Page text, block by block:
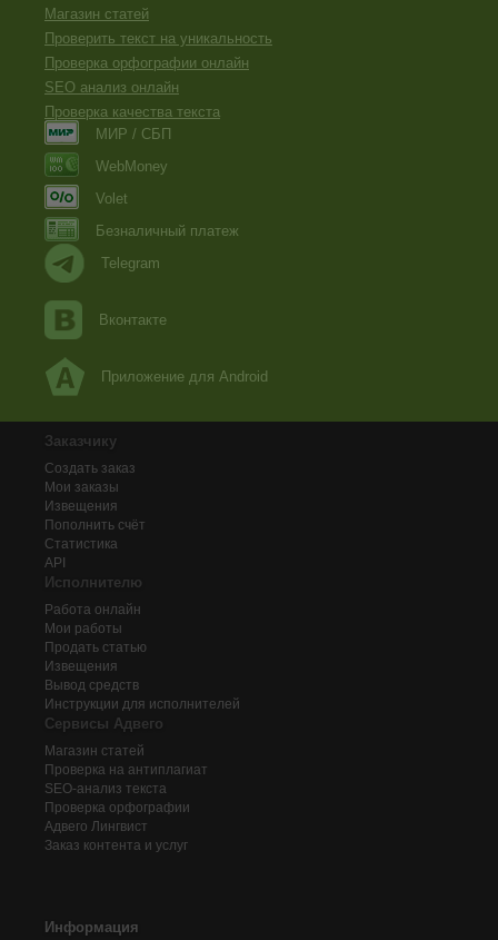
Магазин статей
Проверить текст на уникальность
Проверка орфографии онлайн
SEO анализ онлайн
Проверка качества текста
МИР / СБП
WebMoney
Volet
Безналичный платеж
Telegram
Вконтакте
Приложение для Android
Заказчику
Создать заказ
Мои заказы
Извещения
Пополнить счёт
Статистика
API
Исполнителю
Работа онлайн
Мои работы
Продать статью
Извещения
Вывод средств
Инструкции для исполнителей
Сервисы Адвего
Магазин статей
Проверка на антиплагиат
SEO-анализ текста
Проверка орфографии
Адвего Лингвист
Заказ контента и услуг
Информация